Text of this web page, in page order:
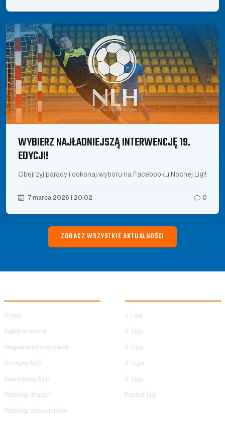
WYBIERZ NAJŁADNIEJSZĄ INTERWENCJĘ 19.
EDYCJI!
Obejrzyj parady i dokonaj wyboru na Facebooku Nocnej Ligi!
7 marca 2026 | 20:02 0
ZOBACZ WSZYSTKIE AKTUALNOŚCI
O nas
Zgłoś drużynę
Regulamin rozgrywek
Drużyny NLH
Zawodnicy NLH
Rankingi drużyn
Rankingi zawodników
1. Liga
2. Liga
3. Liga
4. Liga
5. Liga
Puchar Ligi